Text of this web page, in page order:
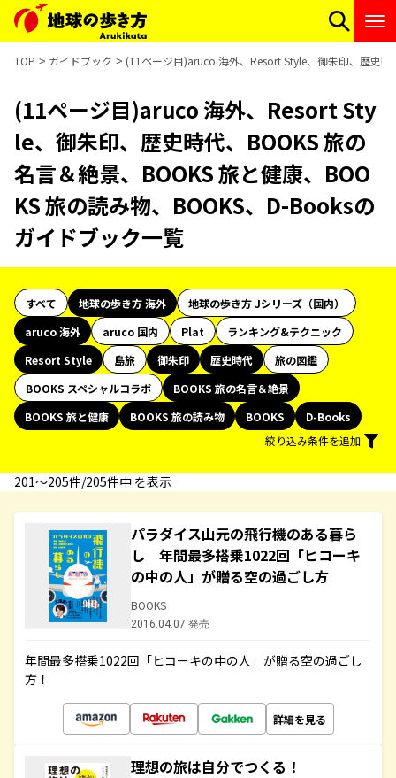
TOP ガイドブック (11ページ目)aruco 海外、Resort Style、御朱印、歴史
(11ページ目)aruco 海外、Resort Sty
le、御朱印、歴史時代、BOOKS 旅の
名言＆絶景、BOOKS 旅と健康、BOO
KS 旅の読み物、BOOKS、D-Booksの
ガイドブック一覧
すべて 地球の歩き方 海外
地球の歩き方 Jシリーズ（国内）
aruco 海外
aruco 国内 Plat
ランキング&テクニック
Resort Style
島旅 御朱印 歴史時代
旅の図鑑
BOOKS スペシャルコラボ
BOOKS 旅の名言＆絶景
BOOKS 旅と健康
BOOKS 旅の読み物 BOOKS
D-Books
絞り込み条件を追加
201〜205件/205件中 を表示
パラダイス山元の飛行機のある暮ら
し 年間最多搭乗1022回「ヒコーキ
の中の人」が贈る空の過ごし方
BOOKS
2016.04.07 発売
年間最多搭乗1022回「ヒコーキの中の人」が贈る空の過ごし
方！
詳細を見る
理想の旅は自分でつくる！